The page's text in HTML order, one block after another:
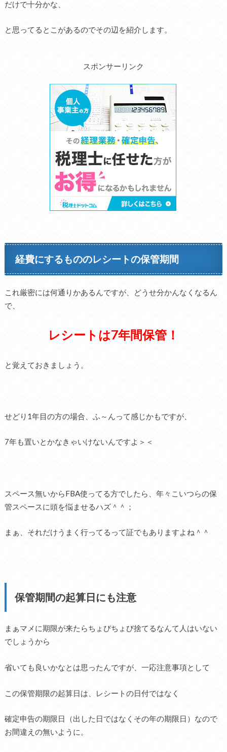
だけで十分かな、
と思ってるとこがあるのでその辺を紹介します。
スポンサーリンク
経費にするもののレシートの保管期間
これ厳密には何通りかあるんですが、どうせ分かんなくなるん
で、
レシートは7年間保管！
と覚えておきましょう。
せどり1年目の方の場合、ふ～んって感じかもですが、
7年も置いとかなきゃいけないんですよ＞＜
スペース無いからFBA使ってる方でしたら、年々こいつらの保
管スペースに頭を悩ませるハズ＾＾；
まぁ、それだけうまく行ってるって証でもありますよね＾＾
保管期間の起算日にも注意
まぁマメに期限が来たらちょびちょび捨てるなんて人はいない
でしょうから
省いても良いかなとは思ったんですが、一応注意事項として
この保管期限の起算日は、レシートの日付ではなく
確定申告の期限日（出した日ではなくその年の期限日）なので
お間違えの無いように。